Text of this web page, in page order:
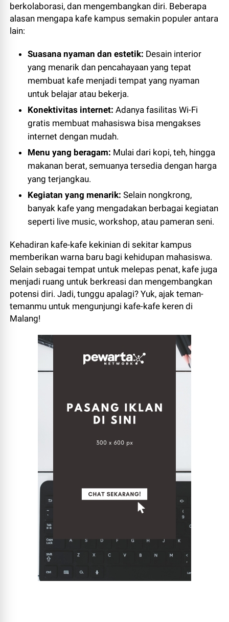
berkolaborasi, dan mengembangkan diri. Beberapa
alasan mengapa kafe kampus semakin populer antara
lain:
Suasana nyaman dan estetik: Desain interior
yang menarik dan pencahayaan yang tepat
membuat kafe menjadi tempat yang nyaman
untuk belajar atau bekerja.
Konektivitas internet: Adanya fasilitas Wi-Fi
gratis membuat mahasiswa bisa mengakses
internet dengan mudah.
Menu yang beragam: Mulai dari kopi, teh, hingga
makanan berat, semuanya tersedia dengan harga
yang terjangkau.
Kegiatan yang menarik: Selain nongkrong,
banyak kafe yang mengadakan berbagai kegiatan
seperti live music, workshop, atau pameran seni.
Kehadiran kafe-kafe kekinian di sekitar kampus
memberikan warna baru bagi kehidupan mahasiswa.
Selain sebagai tempat untuk melepas penat, kafe juga
menjadi ruang untuk berkreasi dan mengembangkan
potensi diri. Jadi, tunggu apalagi? Yuk, ajak teman-
temanmu untuk mengunjungi kafe-kafe keren di
Malang!